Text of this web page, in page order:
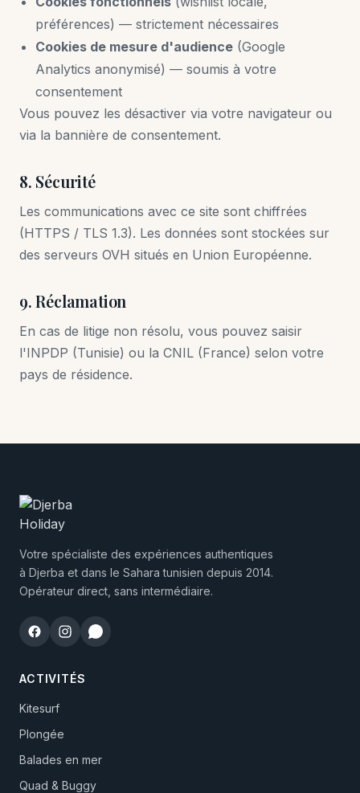
préférences) — strictement nécessaires
Cookies de mesure d'audience (Google
Analytics anonymisé) — soumis à votre
consentement
Vous pouvez les désactiver via votre navigateur ou
via la bannière de consentement.
8. Sécurité
Les communications avec ce site sont chiffrées
(HTTPS / TLS 1.3). Les données sont stockées sur
des serveurs OVH situés en Union Européenne.
9. Réclamation
En cas de litige non résolu, vous pouvez saisir
l'INPDP (Tunisie) ou la CNIL (France) selon votre
pays de résidence.
Votre spécialiste des expériences authentiques
à Djerba et dans le Sahara tunisien depuis 2014.
Opérateur direct, sans intermédiaire.
ACTIVITÉS
Kitesurf
Plongée
Balades en mer
Quad & Buggy